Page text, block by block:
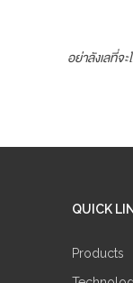
อย่าลังเลที่จ
QUICK
Products